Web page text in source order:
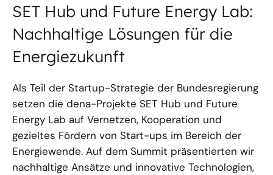
SET Hub und Future Energy Lab:
Nachhaltige Lösungen für die
Energiezukunft
Als Teil der Startup-Strategie der Bundesregierung
setzen die dena-Projekte SET Hub und Future
Energy Lab auf Vernetzen, Kooperation und
gezieltes Fördern von Start-ups im Bereich der
Energiewende. Auf dem Summit präsentierten wir
nachhaltige Ansätze und innovative Technologien,